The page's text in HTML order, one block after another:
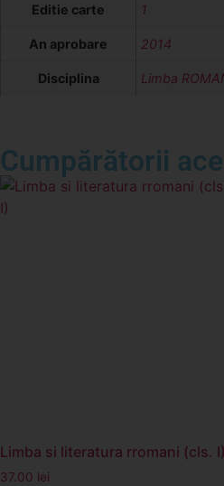
Editie carte 1
An aprobare 2014
Disciplina Limba
Cumpărătorii
Limba si literatura rromani (cls. I)
37.00 lei